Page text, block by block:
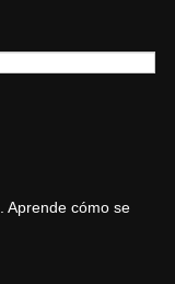
Aprende cómo se